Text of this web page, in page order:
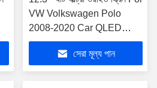
VW Volkswagen Polo
2008-2020 Car QLED
Multimedia Stereo
সেরা মূল্য পান